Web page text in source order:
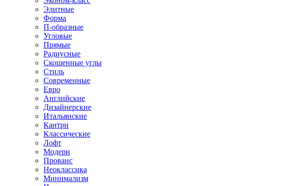
Элитные
Форма
П-образные
Угловые
Прямые
Радиусные
Скошенные углы
Стиль
Современные
Евро
Английские
Дизайнерские
Итальянские
Кантри
Классические
Лофт
Модерн
Прованс
Неоклассика
Минимализм